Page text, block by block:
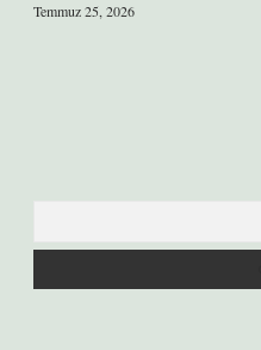
Temmuz 25, 2026